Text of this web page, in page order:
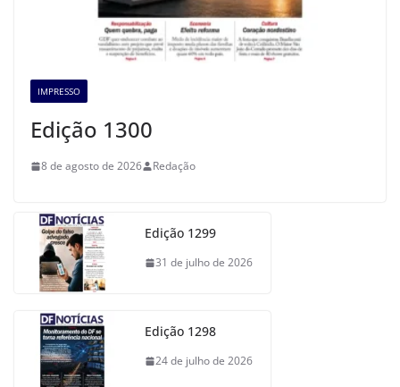
IMPRESSO
Edição 1300
8 de agosto de 2026 Redação
Edição 1299
31 de julho de 2026
Edição 1298
24 de julho de 2026